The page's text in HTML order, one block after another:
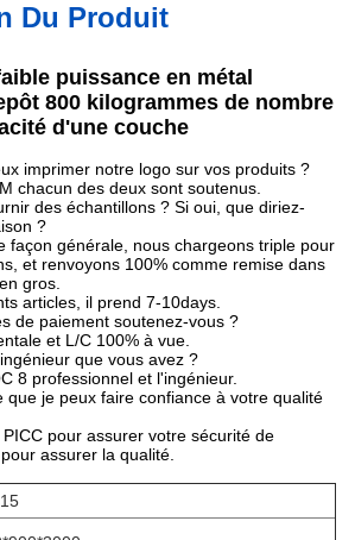
Du Produit
puissance en métal
800 kilogrammes de nombre
d'une couche
imprimer notre logo sur vos produits ?
chacun des deux sont soutenus.
des échantillons ? Si oui, que diriez-
?
façon générale, nous chargeons triple pour
et renvoyons 100% comme remise dans
gros.
articles, il prend 7-10days.
de paiement soutenez-vous ?
et L/C 100% à vue.
que vous avez ?
8 professionnel et l'ingénieur.
que je peux faire confiance à votre qualité
pour assurer votre sécurité de
assurer la qualité.